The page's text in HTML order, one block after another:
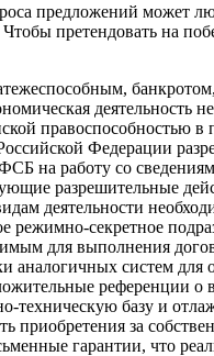
предложений может
претендовать на
деятельность
правоспособностью
Федерации
на работу со
разрешительные
деятельности
режимно-секретное
для выполнения
аналогичных систем для
референции
техническую базу и
приобретения за
гарантии, что